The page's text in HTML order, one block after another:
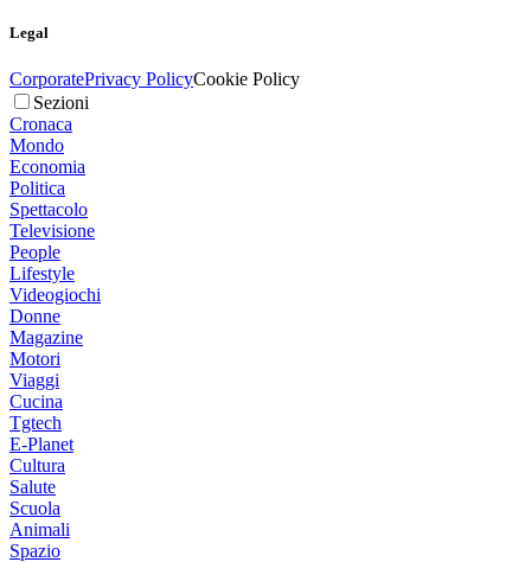
Legal
CorporatePrivacy PolicyCookie Policy
Sezioni
Cronaca
Mondo
Economia
Politica
Spettacolo
Televisione
People
Lifestyle
Videogiochi
Donne
Magazine
Motori
Viaggi
Cucina
Tgtech
E-Planet
Cultura
Salute
Scuola
Animali
Spazio